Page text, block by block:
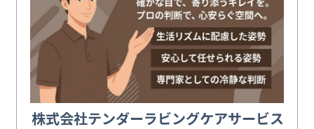
株式会社テンダーラビングケアサービス